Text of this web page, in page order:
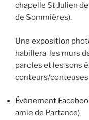
chapelle St Julien
de Sommières).
Une exposition
habillera les murs
paroles et les sons
conteurs/
Événement
amie de Partance)